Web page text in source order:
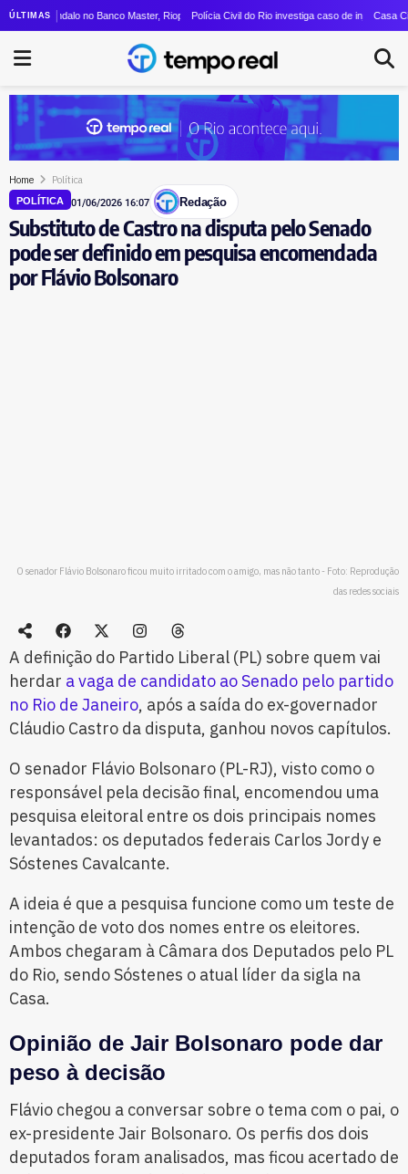
ÚLTIMAS
a vice em sua chapa para o governo do estado
no Banco Master, Rioprevidência nomeia novos membros no Comitê de
Polícia Civil do Rio investiga caso de injúria racial contra
Casa Civil
Home Política
POLÍTICA 01/06/2026 16:07 Redação
Substituto de Castro na disputa pelo Senado
pode ser definido em pesquisa encomendada
por Flávio Bolsonaro
O senador Flávio Bolsonaro ficou muito irritado com o amigo, mas não tanto - Foto: Reprodução
das redes sociais
A definição do Partido Liberal (PL) sobre quem vai
herdar a vaga de candidato ao Senado pelo partido
no Rio de Janeiro, após a saída do ex-governador
Cláudio Castro da disputa, ganhou novos capítulos.
O senador Flávio Bolsonaro (PL-RJ), visto como o
responsável pela decisão final, encomendou uma
pesquisa eleitoral entre os dois principais nomes
levantados: os deputados federais Carlos Jordy e
Sóstenes Cavalcante.
A ideia é que a pesquisa funcione como um teste de
intenção de voto dos nomes entre os eleitores.
Ambos chegaram à Câmara dos Deputados pelo PL
do Rio, sendo Sóstenes o atual líder da sigla na
Casa.
Opinião de Jair Bolsonaro pode dar
peso à decisão
Flávio chegou a conversar sobre o tema com o pai, o
ex-presidente Jair Bolsonaro. Os perfis dos dois
deputados foram analisados, mas ficou acertado de